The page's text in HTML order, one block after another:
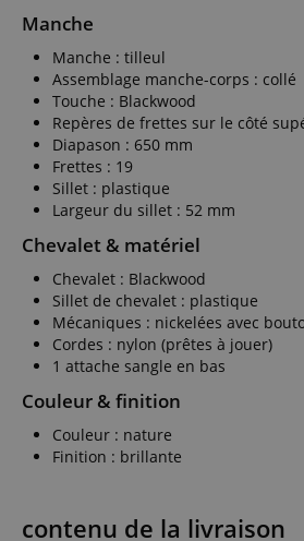
Manche
Manche : tilleul
Assemblage manche-corps : collé
Touche : Blackwood
Repères de frettes sur le côté
Diapason : 650 mm
Frettes : 19
Sillet : plastique
Largeur du sillet : 52 mm
Chevalet & matériel
Chevalet : Blackwood
Sillet de chevalet : plastique
Mécaniques : nickelées avec
Cordes : nylon (prêtes à jouer)
1 attache sangle en bas
Couleur & finition
Couleur : nature
Finition : brillante
contenu de la livraison